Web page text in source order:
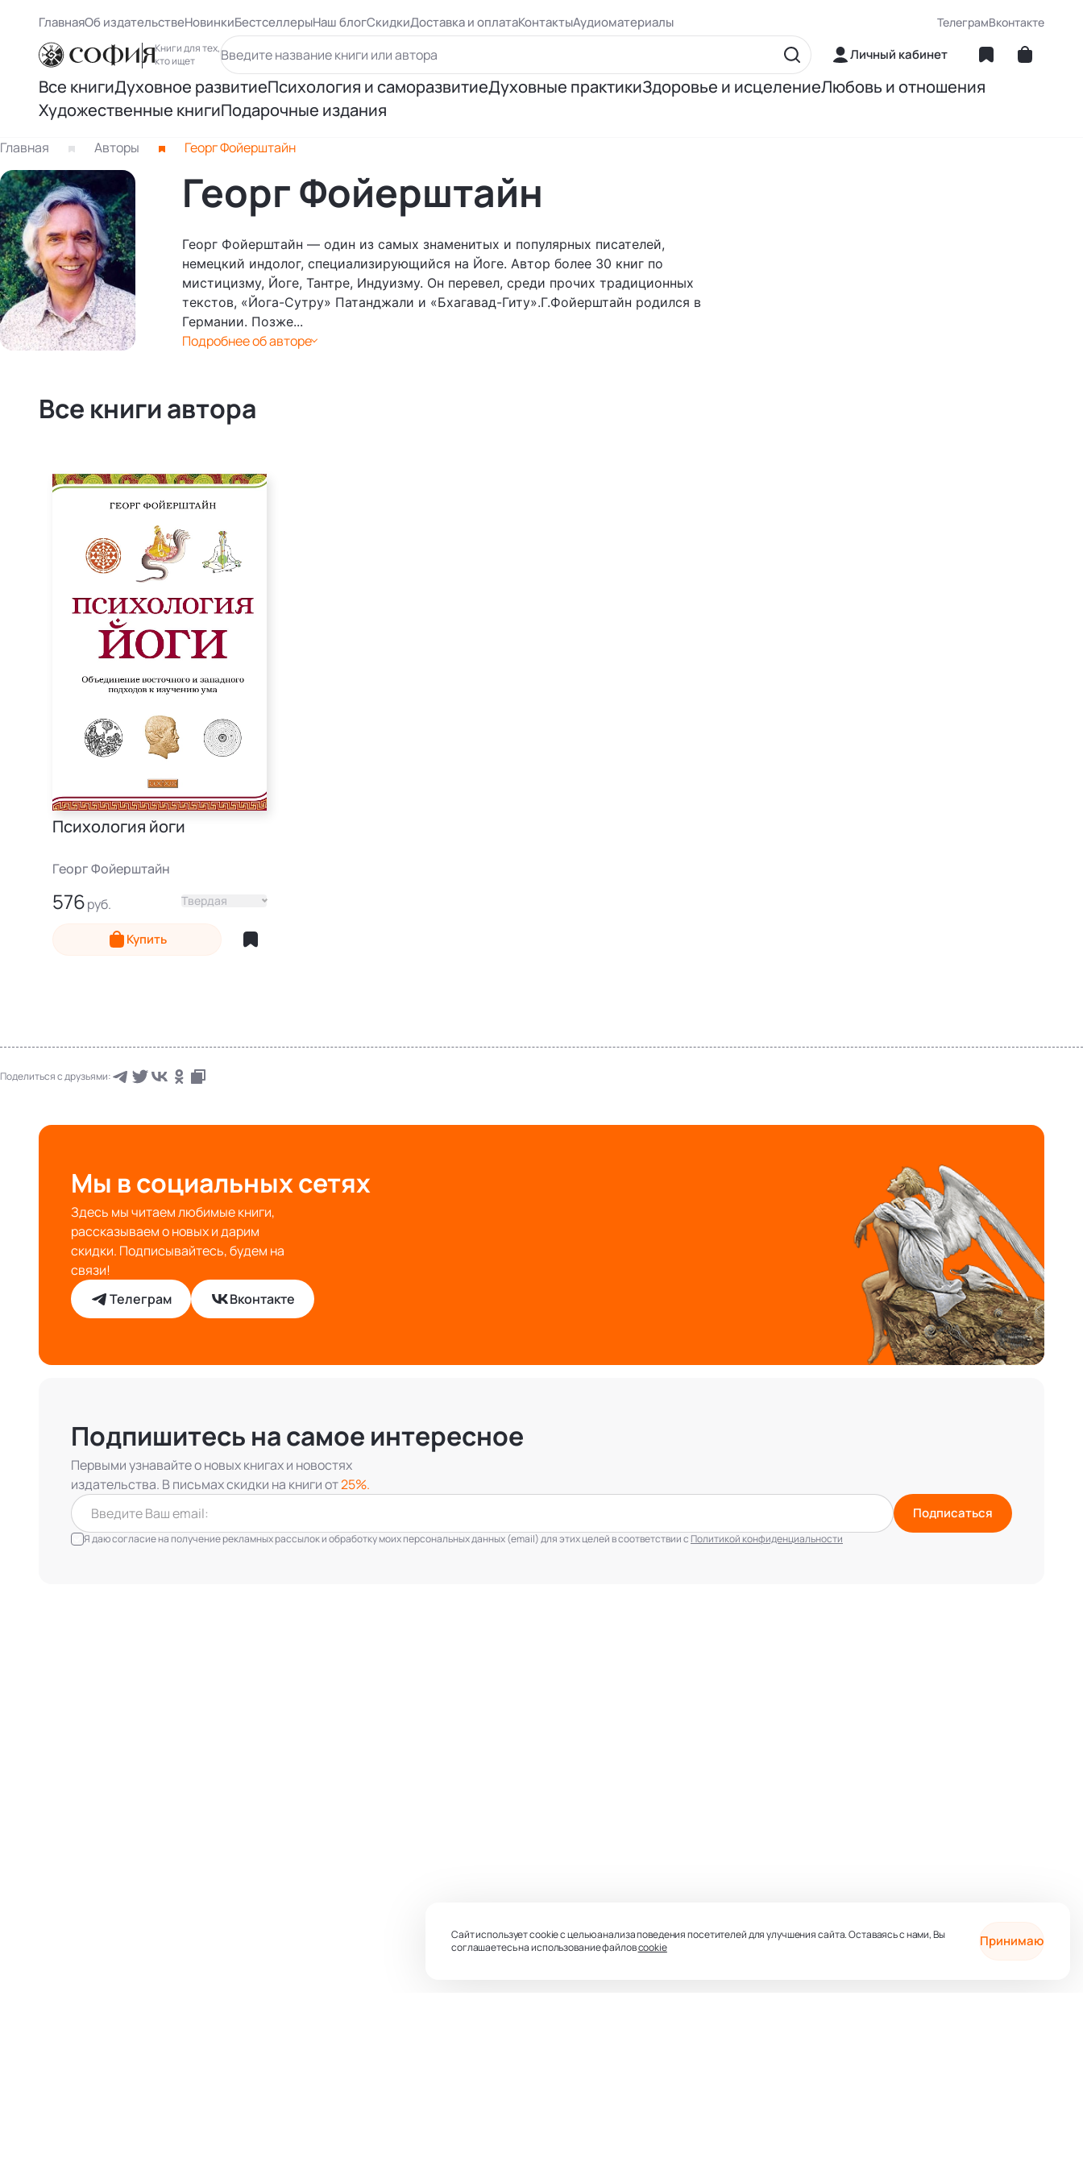
ГлавнаяОб издательствеНовинкиБестселлерыНаш блогСкидкиДоставка и оплатаКонтактыАудиоматериалы ТелеграмВконтакте
Книги для тех,
кто ищет
Личный кабинет
Все книгиДуховное развитие
Духовный рост
Восточная философия
Человек и вселенная
Нью Эйдж и ченнелинг
Книги Ошо
Психология и саморазвитие
Самосовершенствование
Психология отношений
Психология успеха
Книги Лиз Бурбо
Духовные практики
Медитация
Цигун, рэйки
Таро и предсказания
Здоровье и исцелениеЛюбовь и отношения
Художественные книги
Книги Карлоса Кастанеды
Книги Ричарда Баха
Другие книги раздела
Подарочные издания
Главная Авторы Георг Фойерштайн
Георг Фойерштайн
Георг Фойерштайн — один из самых знаменитых и популярных писателей,
немецкий индолог, специализирующийся на Йоге. Автор более 30 книг по
мистицизму, Йоге, Тантре, Индуизму. Он перевел, среди прочих традиционных
текстов, «Йога-Сутру» Патанджали и «Бхагавад-Гиту».Г.Фойерштайн родился в
Германии. Позже...
Подробнее об авторе
Все книги автора
Психология йоги
Георг Фойерштайн
576 Твердая
Купить
Поделиться с друзьями:
Мы в социальных сетях
Здесь мы читаем любимые книги,
рассказываем о новых и дарим
скидки. Подписывайтесь, будем на
связи!
Телеграм
Вконтакте
Подпишитесь на самое интересное
Первыми узнавайте о новых книгах и новостях
издательства. В письмах скидки на книги от25%.
Подписаться
Я даю согласие на получение рекламных рассылок и обработку моих персональных данных (email) для этих целей в соответствии с Политикой конфиденциальности
Сайт использует cookie с целью анализа поведения посетителей для улучшения сайта. Оставаясь с нами, Вы
соглашаетесь на использование файловcookie Принимаю